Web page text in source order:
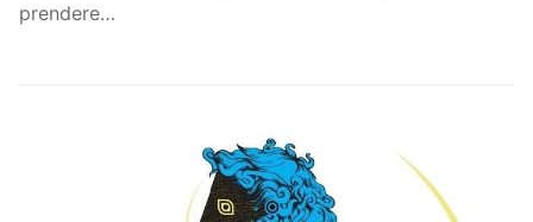
prendere…